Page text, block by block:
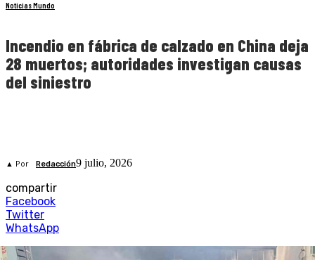
Noticias Mundo
Incendio en fábrica de calzado en China deja
28 muertos; autoridades investigan causas
del siniestro
▲ Por Redacción9 julio, 2026
compartir
Facebook
Twitter
WhatsApp